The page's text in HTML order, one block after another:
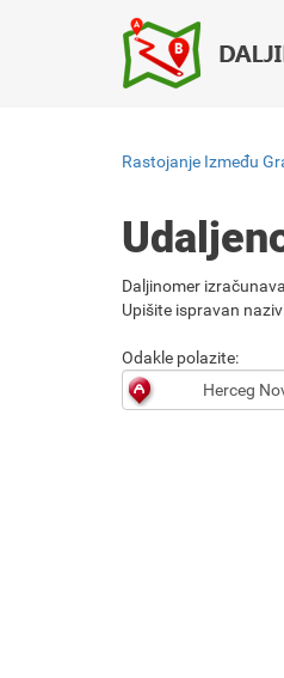
Rastojanje Između
Daljinomer
Upišite ispravan
Odakle polazite: